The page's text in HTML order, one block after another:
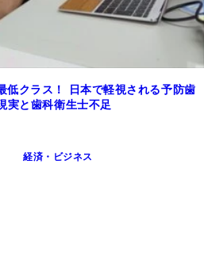
低クラス！ 日本で軽視される予防歯
実と歯科衛生士不足
経済・ビジネス